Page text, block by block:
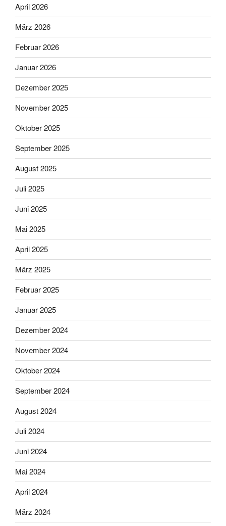
April 2026
März 2026
Februar 2026
Januar 2026
Dezember 2025
November 2025
Oktober 2025
September 2025
August 2025
Juli 2025
Juni 2025
Mai 2025
April 2025
März 2025
Februar 2025
Januar 2025
Dezember 2024
November 2024
Oktober 2024
September 2024
August 2024
Juli 2024
Juni 2024
Mai 2024
April 2024
März 2024